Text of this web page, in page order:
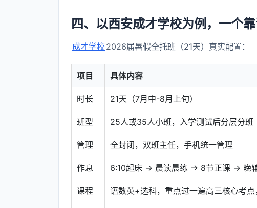
四、以西安成才学校为例，一个
成才学校2026届暑假全托班（21天）真实配置：
项目 具体内容
时长 21天（7月中-8月上旬）
班型 25人或35人小班，入学测试后分层分班
管理 全封闭，双班主任，手机统一管理
作息 6:10起床 → 晨读晨练 → 8节正课 → 晚
课程 语数英+选科，重点过一遍高三核心考